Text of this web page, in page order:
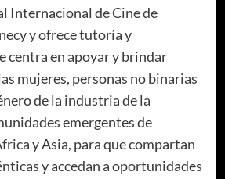
Internacional de Cine de
y ofrece tutoría y
centra en apoyar y brindar
mujeres, personas no binarias
de la industria de la
emergentes de
y Asia, para que compartan
y accedan a oportunidades